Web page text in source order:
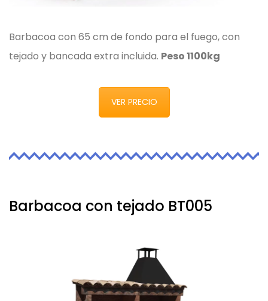
Barbacoa con 65 cm de fondo para el fuego, con
tejado y bancada extra incluida. Peso 1100kg
VER PRECIO
Barbacoa con tejado BT005